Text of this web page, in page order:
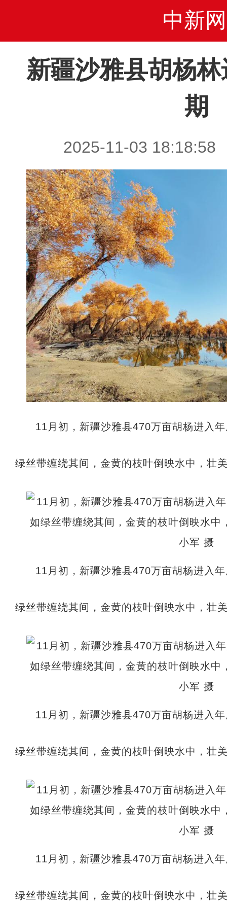
中新网
新疆沙雅县胡杨
期
2025-11-03
11月初，新疆沙雅县470万亩胡杨进入
绿丝带缠绕其间，金黄的枝叶倒映水中，壮
11月初，新疆沙雅县470万亩胡杨进入
绿丝带缠绕其间，金黄的枝叶倒映水中，壮
11月初，新疆沙雅县470万亩胡杨进入
绿丝带缠绕其间，金黄的枝叶倒映水中，壮
11月初，新疆沙雅县470万亩胡杨进入
绿丝带缠绕其间，金黄的枝叶倒映水中，壮